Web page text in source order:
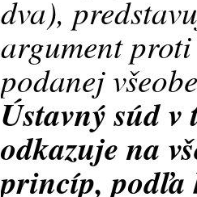
dva),
argument
podanej
Ústavný súd v
odkazuje na
princíp, podľa